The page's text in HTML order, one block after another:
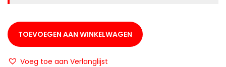
TOEVOEGEN AAN WINKELWAGEN
Voeg toe aan Verlanglijst